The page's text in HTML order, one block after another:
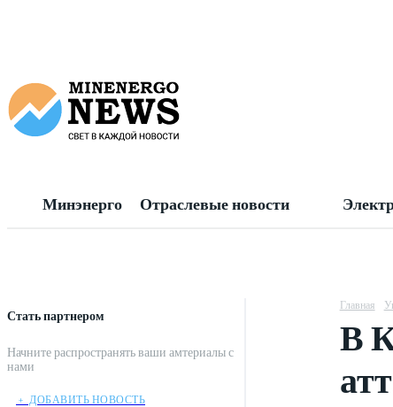
Минэнерго Отраслевые новости
Стать партнером
Начните распространять ваши амтериалы с
нами
﹢ ДОБАВИТЬ НОВОСТЬ
Главная
В